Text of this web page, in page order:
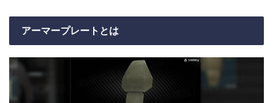
アーマープレートとは